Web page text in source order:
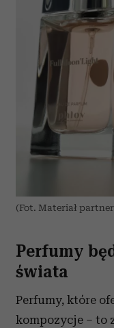
(Fot. Materiał
Perfumy
świata
Perfumy, które
kompozycje – to